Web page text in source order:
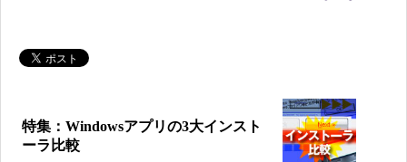
特集：Windowsアプリの3大インスト
ーラ比較